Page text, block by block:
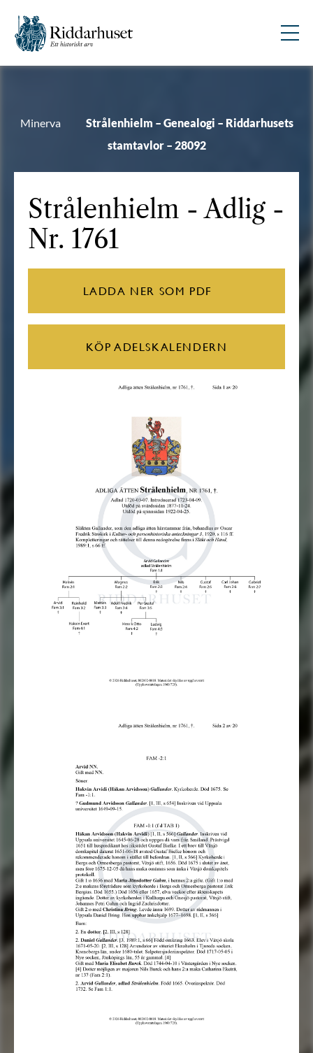
Minerva
Strålenhielm – Genealogi – Riddarhusets
stamtavlor – 28092
Strålenhielm - Adlig -
Nr. 1761
LADDA NER SOM PDF
KÖP ADELSKALENDERN